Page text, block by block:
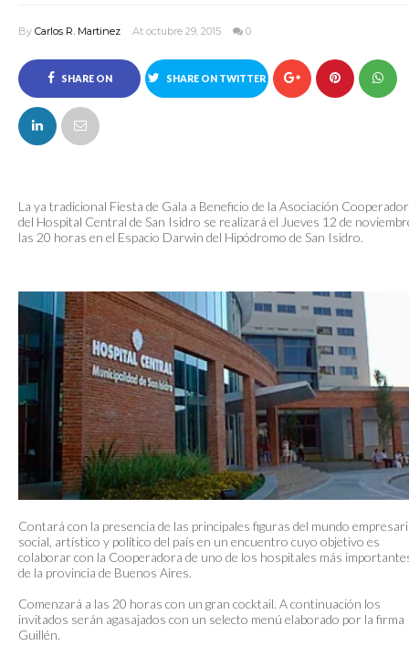
By Carlos R. Martinez At octubre 29, 2015 0
SHARE ON
FACEBOOK
SHARE ON TWITTER
La ya tradicional Fiesta de Gala a Beneficio de la Asociación
del Hospital Central de San Isidro se realizará el Jueves 12 de
las 20 horas en el Espacio Darwin del Hipódromo de San Isidro.
Contará con la presencia de las principales figuras del mundo
social, artístico y político del país en un encuentro cuyo objetivo es
colaborar con la Cooperadora de uno de los hospitales más
de la provincia de Buenos Aires.
Comenzará a las 20 horas con un gran cocktail. A continuación los
invitados serán agasajados con un selecto menú elaborado por la firma
Guillén.